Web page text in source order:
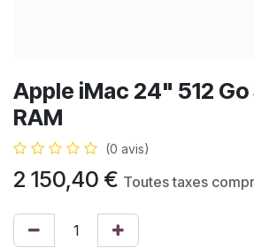
Apple iMac 24" 512 Go
RAM
(0 avis)
2 150,40 € Toutes taxes